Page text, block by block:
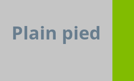
Plain pied